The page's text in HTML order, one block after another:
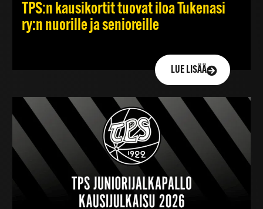
TPS:n kausikortit tuovat iloa Tukenasi
ry:n nuorille ja senioreille
LUE LISÄÄ